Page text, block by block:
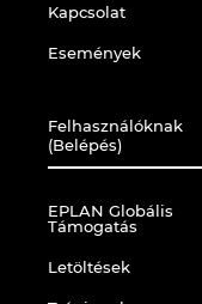
Kapcsolat
Események
Felhasználóknak
(Belépés)
EPLAN Globális
Támogatás
Letöltések